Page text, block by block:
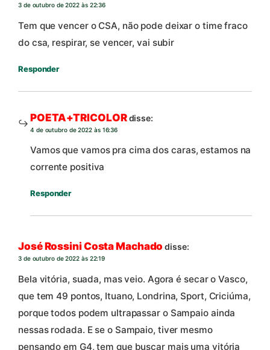
3 de outubro de 2022 às 22:36
Tem que vencer o CSA, não pode deixar o time fraco
do csa, respirar, se vencer, vai subir
Responder
POETA+TRICOLORdisse:
4 de outubro de 2022 às 16:36
Vamos que vamos pra cima dos caras, estamos na
corrente positiva
Responder
José Rossini Costa Machado disse:
3 de outubro de 2022 às 22:19
Bela vitória, suada, mas veio. Agora é secar o Vasco,
que tem 49 pontos, Ituano, Londrina, Sport, Criciúma,
porque todos podem ultrapassar o Sampaio ainda
nessas rodada. E se o Sampaio, tiver mesmo
pensando em G4, tem que buscar mais uma vitória